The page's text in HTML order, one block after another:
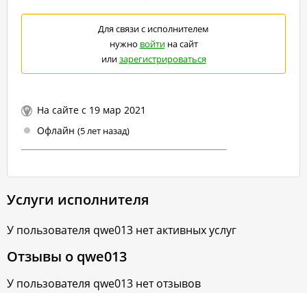
Для связи с исполнителем
нужно войтина сайт
илизарегистрироваться
На сайте с 19 мар 2021
Офлайн (5 лет назад)
Услуги исполнителя
У пользователя qwe013 нет активных услуг
Отзывы о qwe013
У пользователя qwe013 нет отзывов